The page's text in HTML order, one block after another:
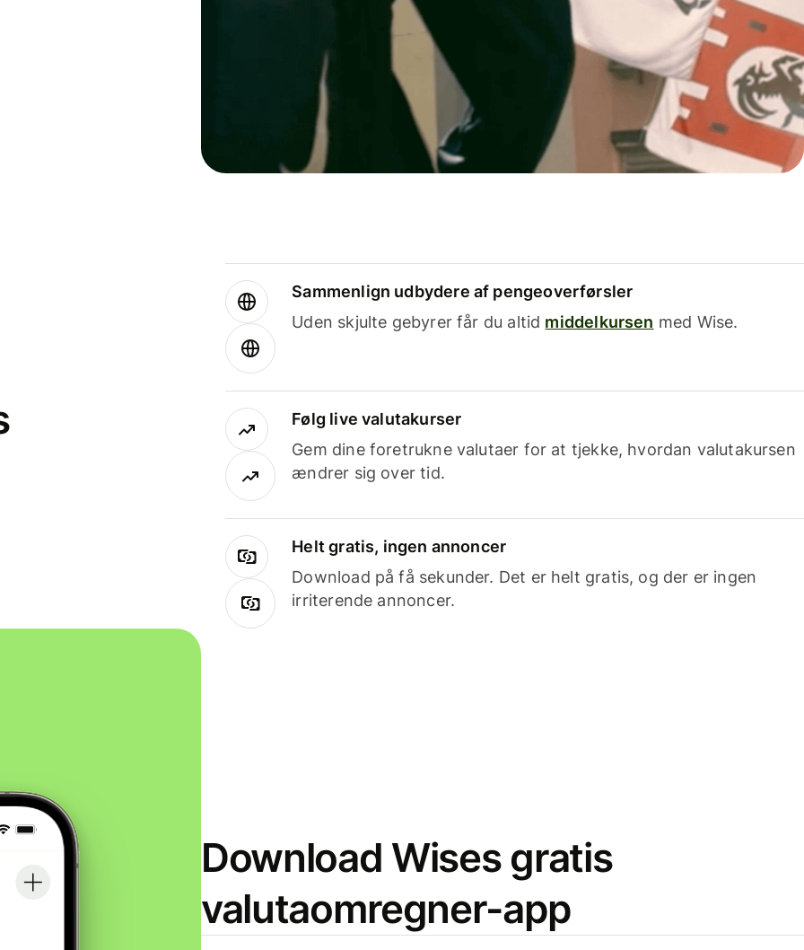
Sammenlign udbydere af pengeoverførsler
Uden skjulte gebyrer får du altid middelkursen med Wise.
Følg live valutakurser
Gem dine foretrukne valutaer for at tjekke, hvordan valutakursen
ændrer sig over tid.
Helt gratis, ingen annoncer
Download på få sekunder. Det er helt gratis, og der er ingen
irriterende annoncer.
Download Wises gratis
valutaomregner-app